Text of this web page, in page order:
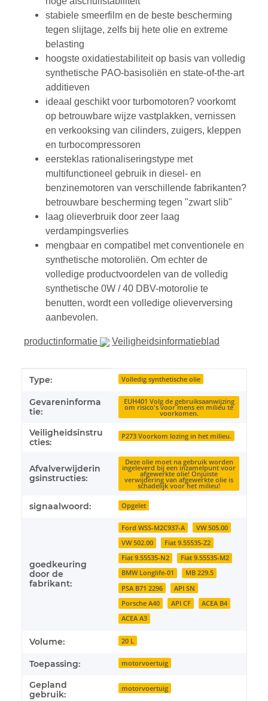
stabiele smeerfilm en de beste bescherming
tegen slijtage, zelfs bij hete olie en extreme
belasting
hoogste oxidatiestabiliteit op basis van volledig
synthetische PAO-basisoliën en state-of-the-art
additieven
ideaal geschikt voor turbomotoren? voorkomt
op betrouwbare wijze vastplakken, vernissen
en verkooksing van cilinders, zuigers, kleppen
en turbocompressoren
eersteklas rationaliseringstype met
multifunctioneel gebruik in diesel- en
benzinemotoren van verschillende fabrikanten?
betrouwbare bescherming tegen "zwart slib"
laag olieverbruik door zeer laag
verdampingsverlies
mengbaar en compatibel met conventionele en
synthetische motoroliën. Om echter de
volledige productvoordelen van de volledig
synthetische 0W / 40 DBV-motorolie te
benutten, wordt een volledige olieverversing
aanbevolen.
productinformatie Veiligheidsinformatieblad
#productDetails.itemInformation#
#productDetails.itemValue#
Type: Volledig synthetische olie
Gevareninforma
tie:
EUH401 Volg de gebruiksaanwijzing
om risico's voor mens en milieu te
voorkomen.
Veiligheidsinstru
cties:
P273 Voorkom lozing in het milieu.
Afvalverwijderin
gsinstructies:
Deze olie moet na gebruik worden
ingeleverd bij een inzamelpunt voor
afgewerkte olie! Onjuiste
verwijdering van afgewerkte olie is
schadelijk voor het milieu!
signaalwoord: Opgelet
goedkeuring
door de
fabrikant:
Ford WSS-M2C937-A
VW 505.00
VW 502.00
Fiat 9.55535-Z2
Fiat 9.55535-N2
Fiat 9.55535-M2
BMW Longlife-01
MB 229.5
PSA B71 2296
API SN
Porsche A40
API CF
ACEA B4
ACEA A3
Volume: 20 L
Toepassing: motorvoertuig
Gepland
gebruik:
motorvoertuig